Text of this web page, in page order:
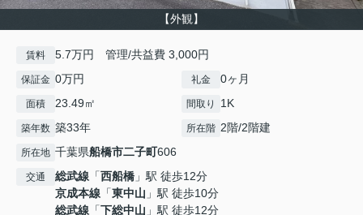
【外観】
賃料 5.7万円 管理/共益費 3,000円
保証金 0万円 礼金 0ヶ月
面積 23.49㎡ 間取り 1K
築年数 築33年 所在階 2階/2階建
所在地 千葉県船橋市二子町606
交通 総武線 「西船橋 」駅 徒歩12分
京成本線 「東中山 」駅 徒歩10分
総武線 「下総中山 」駅 徒歩12分